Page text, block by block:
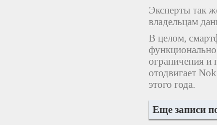
Эксперты так
владельцам
В целом,
ограничения и
отодвигает
этого года.
Еще записи